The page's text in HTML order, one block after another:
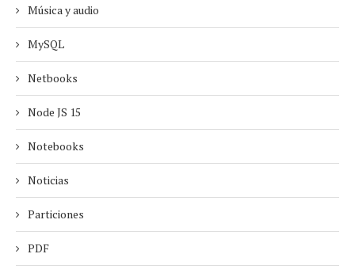
Música y audio
MySQL
Netbooks
Node JS 15
Notebooks
Noticias
Particiones
PDF